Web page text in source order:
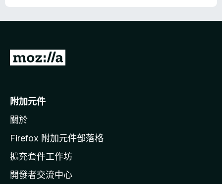
前
o
i
l
a
官
附加元件
關於
Firefox 附加元件部落格
擴充套件工作坊
開發者交流中心